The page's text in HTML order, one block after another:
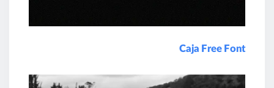
Caja Free Font